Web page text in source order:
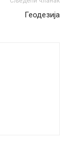
Геодезија